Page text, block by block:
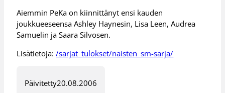
Aiemmin PeKa on kiinnittänyt ensi kauden
joukkueeseensa Ashley Haynesin, Lisa Leen, Audrea
Samuelin ja Saara Silvosen.
Lisätietoja:/sarjat_tulokset/naisten_sm-sarja/
Päivitetty20.08.2006